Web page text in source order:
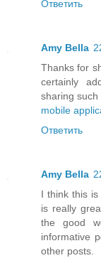
Ответить
Amy Bella
Thanks for
certainly
sharing such
mobile
Ответить
Amy Bella
I think this
is really
the good
informative
other posts.